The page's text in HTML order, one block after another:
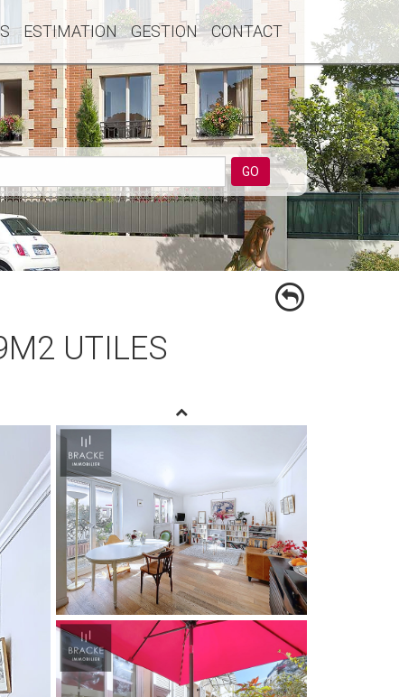
ESTIMATION GESTION CONTACT
GO
UTILES